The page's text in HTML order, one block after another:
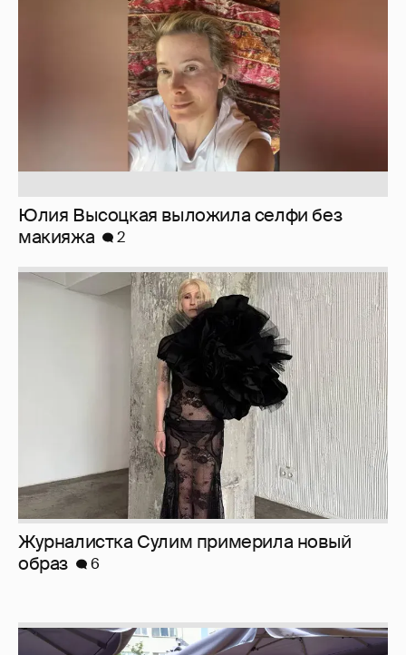
Юлия Высоцкая выложила селфи без
макияжа
2
Журналистка Сулим примерила новый
образ
6